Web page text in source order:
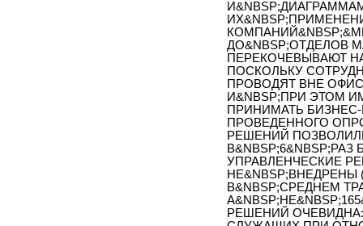
ДО&NBSP;ОТДЕЛОВ
ПЕРЕКОЧЕВЫВАЮТ
ПОСКОЛЬКУ
ПРОВОДЯТ ВНЕ
И&NBSP;ПРИ ЭТОМ
ПРИНИМАТЬ
ПРОВЕДЕННОГО
РЕШЕНИЙ
УПРАВЛЕНЧЕСКИЕ
В&NBSP;СРЕДНЕМ
РЕШЕНИЙ